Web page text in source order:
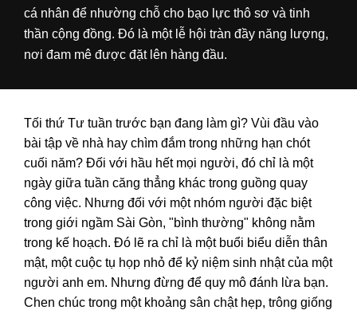
cá nhân để nhường chỗ cho bạo lực thô sơ và tinh
thần cộng đồng. Đó là một lễ hội tràn đầy năng lượng,
nơi đam mê được đặt lên hàng đầu.
Tối thứ Tư tuần trước bạn đang làm gì? Vùi đầu vào
bài tập về nhà hay chìm đắm trong những hạn chót
cuối năm? Đối với hầu hết mọi người, đó chỉ là một
ngày giữa tuần căng thẳng khác trong guồng quay
công việc. Nhưng đối với một nhóm người đặc biệt
trong giới ngầm Sài Gòn, "bình thường" không nằm
trong kế hoạch. Đó lẽ ra chỉ là một buổi biểu diễn thân
mật, một cuộc tụ họp nhỏ để kỷ niệm sinh nhật của một
người anh em. Nhưng đừng để quy mô đánh lừa bạn.
Chen chúc trong một khoảng sân chật hẹp, trông giống